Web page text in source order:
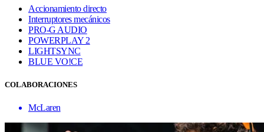
Accionamiento directo
Interruptores mecánicos
PRO-G AUDIO
POWERPLAY 2
LIGHTSYNC
BLUE VO!CE
COLABORACIONES
McLaren